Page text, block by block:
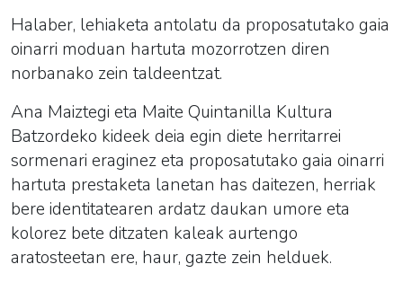
Halaber, lehiaketa antolatu da proposatutako gaia
oinarri moduan hartuta mozorrotzen diren
norbanako zein taldeentzat.
Ana Maiztegi eta Maite Quintanilla Kultura
Batzordeko kideek deia egin diete herritarrei
sormenari eraginez eta proposatutako gaia oinarri
hartuta prestaketa lanetan has daitezen, herriak
bere identitatearen ardatz daukan umore eta
kolorez bete ditzaten kaleak aurtengo
aratosteetan ere, haur, gazte zein helduek.